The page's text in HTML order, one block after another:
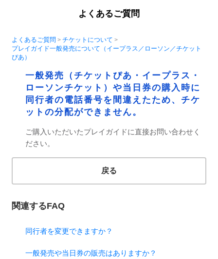
よくあるご質問
よくあるご質問 > チケットについて >
プレイガイド一般発売について（イープラス／ローソン／チケット
ぴあ）
一般発売（チケットぴあ・イープラス・
ローソンチケット）や当日券の購入時に
同行者の電話番号を間違えたため、チケ
ットの分配ができません。
ご購入いただいたプレイガイドに直接お問い合わせく
ださい。
戻る
関連するFAQ
同行者を変更できますか？
一般発売や当日券の販売はありますか？